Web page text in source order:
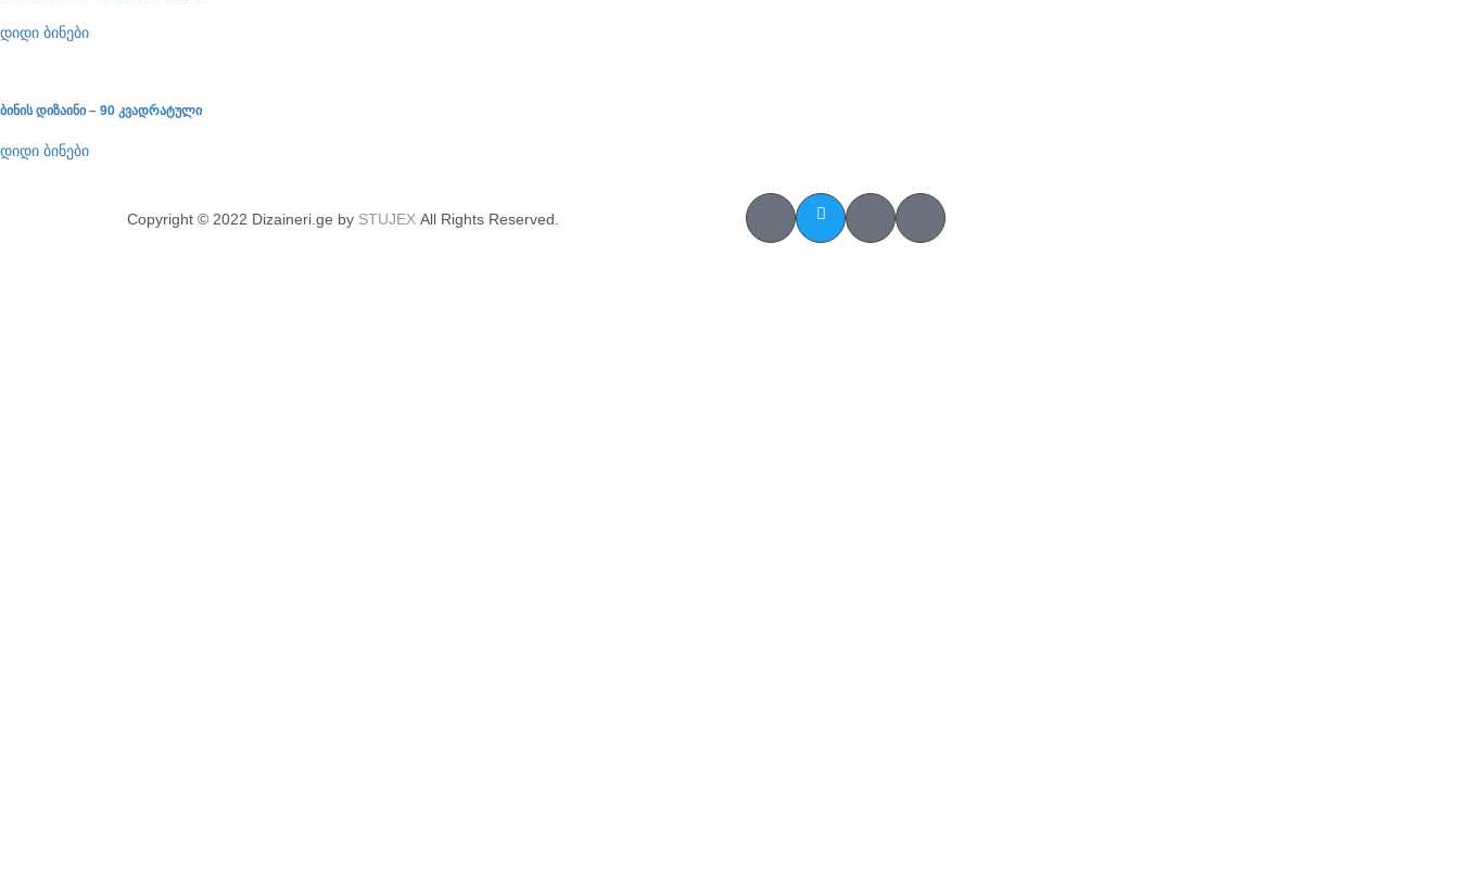
დიდი ბინები
ბინის დიზაინი – 90 კვადრატული
დიდი ბინები
Copyright © 2022 Dizaineri.ge by STUJEX All Rights Reserved.